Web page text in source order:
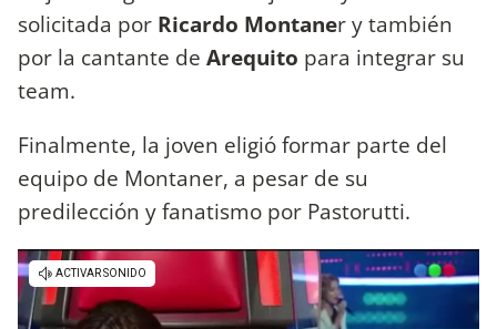
solicitada por Ricardo Montaner y también
por la cantante de Arequito para integrar su
team.
Finalmente, la joven eligió formar parte del
equipo de Montaner, a pesar de su
predilección y fanatismo por Pastorutti.